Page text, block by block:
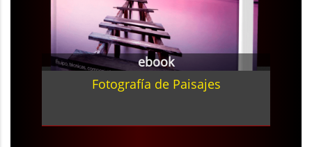
ebook
Fotografía de Paisajes